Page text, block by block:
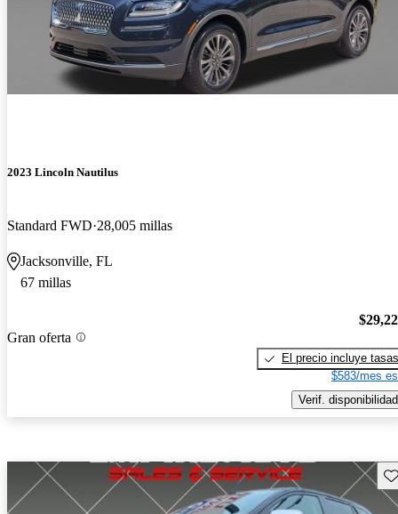
2023 Lincoln Nautilus
Standard FWD 28,005 millas
Jacksonville, FL
67 millas
Gran oferta
El precio incluye tasas
$583/mes
Verif. disponibilidad